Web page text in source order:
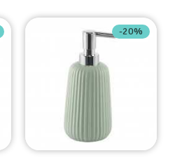
-20%